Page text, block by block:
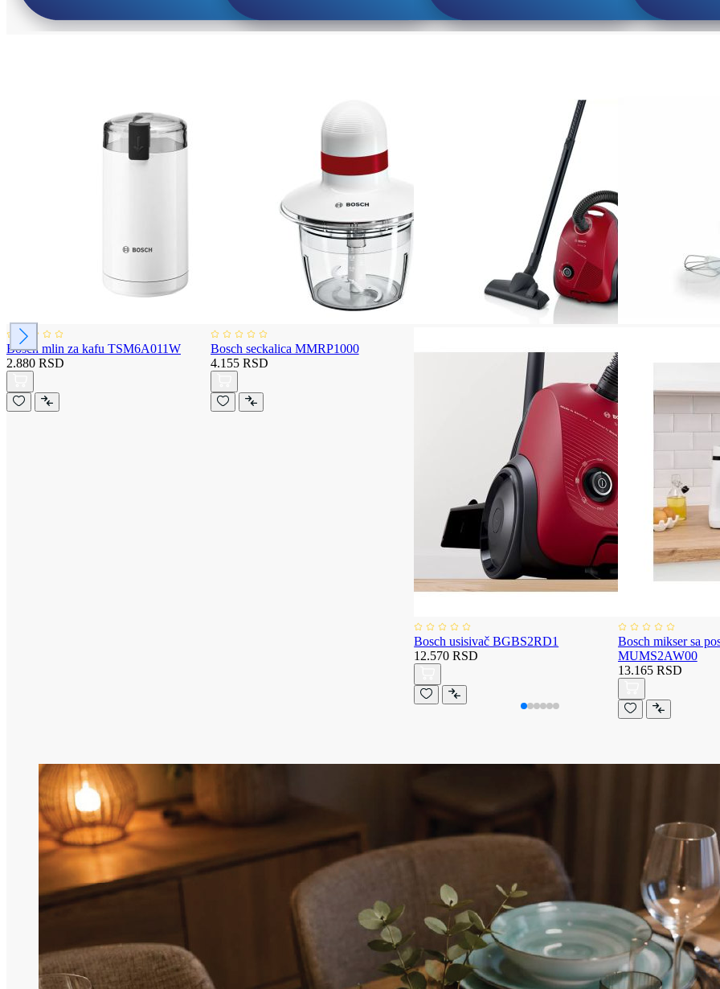
Bosch mlin za kafu TSM6A011W
2.880 RSD
Bosch seckalica MMRP1000
4.155 RSD
Bosch usisivač BGBS2RD1
12.570 RSD
Bosch mikser sa
MUMS2AW00
13.165 RSD